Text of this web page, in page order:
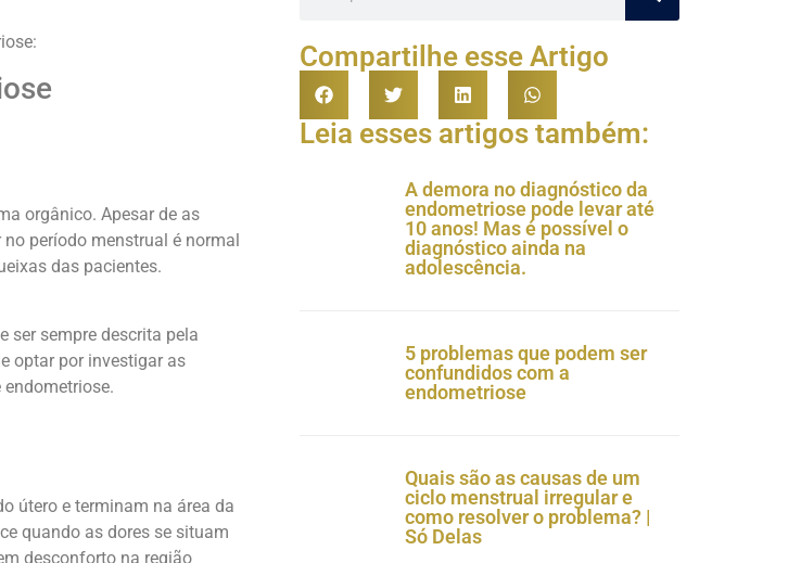
Compartilhe esse Artigo
Leia esses artigos também:
A demora no diagnóstico da
endometriose pode levar até
10 anos! Mas é possível o
diagnóstico ainda na
adolescência.
5 problemas que podem ser
confundidos com a
endometriose
Quais são as causas de um
ciclo menstrual irregular e
como resolver o problema? |
Só Delas
orgânico. Apesar de as
período menstrual é normal
das pacientes.
ser sempre descrita pela
optar por investigar as
útero e terminam na área da
quando as dores se situam
desconforto na região